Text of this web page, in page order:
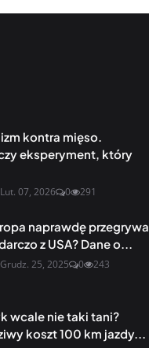
kontra mięso.
eksperyment, który
Lut. 07, 2026 0 291
naprawdę przegrywa
z USA? Dane o...
Grudz. 25, 2025 0 243
wcale nie taki tani?
koszt 100 km jazdy...